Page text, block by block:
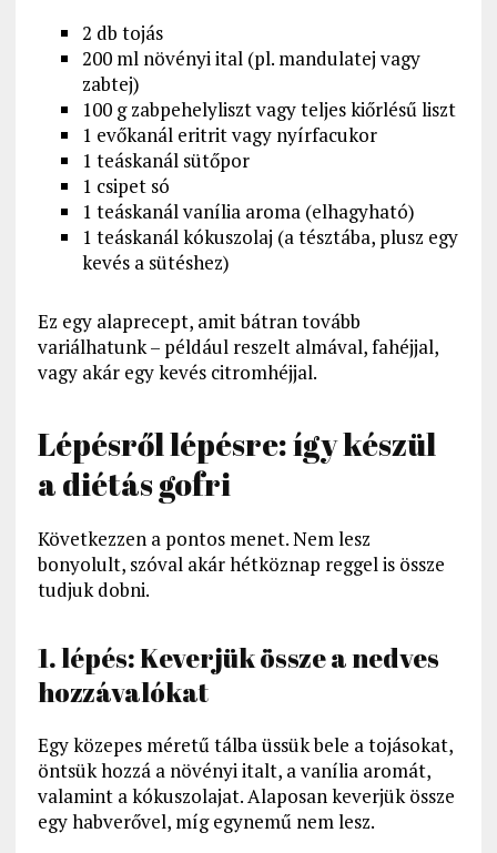
2 db tojás
200 ml növényi ital (pl. mandulatej vagy
zabtej)
100 g zabpehelyliszt vagy teljes kiőrlésű liszt
1 evőkanál eritrit vagy nyírfacukor
1 teáskanál sütőpor
1 csipet só
1 teáskanál vanília aroma (elhagyható)
1 teáskanál kókuszolaj (a tésztába, plusz egy
kevés a sütéshez)
Ez egy alaprecept, amit bátran tovább
variálhatunk – például reszelt almával, fahéjjal,
vagy akár egy kevés citromhéjjal.
Lépésről lépésre: így készül
a diétás gofri
Következzen a pontos menet. Nem lesz
bonyolult, szóval akár hétköznap reggel is össze
tudjuk dobni.
1. lépés: Keverjük össze a nedves
hozzávalókat
Egy közepes méretű tálba üssük bele a tojásokat,
öntsük hozzá a növényi italt, a vanília aromát,
valamint a kókuszolajat. Alaposan keverjük össze
egy habverővel, míg egynemű nem lesz.